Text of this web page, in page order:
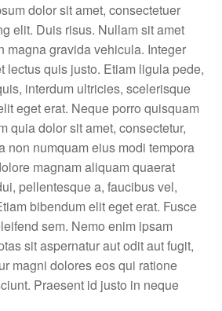
dolor sit amet, consectetuer
elit. Duis risus. Nullam sit amet
magna gravida vehicula. Integer
lectus quis justo. Etiam ligula pede,
interdum ultricies, scelerisque
eget erat. Neque porro quisquam
quia dolor sit amet, consectetur,
non numquam eius modi tempora
magnam aliquam quaerat
pellentesque a, faucibus vel,
bibendum elit eget erat. Fusce
sem. Nemo enim ipsam
sit aspernatur aut odit aut fugit,
magni dolores eos qui ratione
Praesent id justo in neque